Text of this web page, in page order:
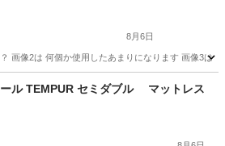
8月6日
画像2は 何個か使用したあまりになります 画像3は
インテリア雑貨/小物 画像
ル TEMPUR セミダブル マットレス